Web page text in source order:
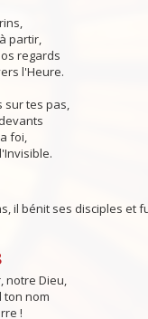
partir,
regards
l'Heure.
sur tes pas,
foi,
il bénit ses disciples et
notre Dieu,
ton nom
!